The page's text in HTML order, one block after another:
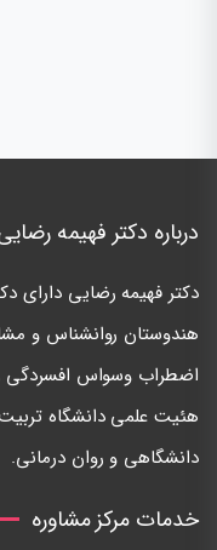
درباره دکتر فهیمه
دكتر فهيمه رضايی دارای
هندوستان روانشناس و
اضطراب وسواس افسردگی
دانشگاهی و روان درمانی.
خدمات مرکز مشاوره